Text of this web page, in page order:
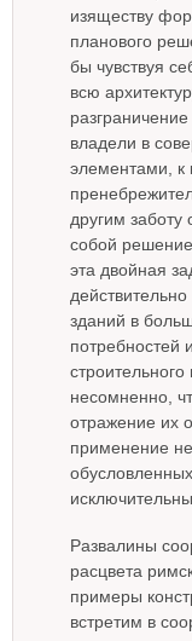
изяществу
планового
бы чувствуя
всю
владели в
элементами, к
другим заботу
собой
эта двойная
зданий в
потребностей
несомненно,
отражение их
применение
Развалины
расцвета
примеры
встретим в